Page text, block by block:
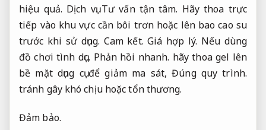
hiệu quả. Dịch vụ. Tư vấn tận tâm. Hãy thoa trực
tiếp vào khu vực cần bôi trơn hoặc lên bao cao su
trước khi sử dụng. Cam kết. Giá hợp lý. Nếu dùng
đồ chơi tình dục, Phản hồi nhanh. hãy thoa gel lên
bề mặt dụng cụ để giảm ma sát,Đúng quy trình.
tránh gây khó chịu hoặc tổn thương.
Đảm bảo.